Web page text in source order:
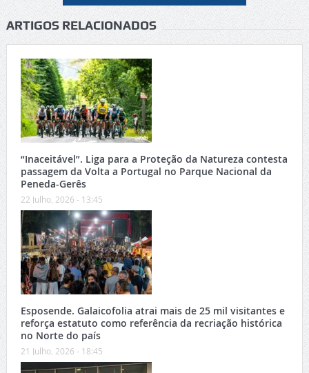
ARTIGOS RELACIONADOS
“Inaceitável”. Liga para a Proteção da Natureza contesta
passagem da Volta a Portugal no Parque Nacional da
Peneda-Gerês
22 Julho, 2026 - 13:45
Esposende. Galaicofolia atrai mais de 25 mil visitantes e
reforça estatuto como referência da recriação histórica
no Norte do país
21 Julho, 2026 - 18:45